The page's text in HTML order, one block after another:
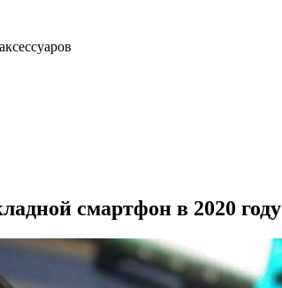
смартфон в 2020 году